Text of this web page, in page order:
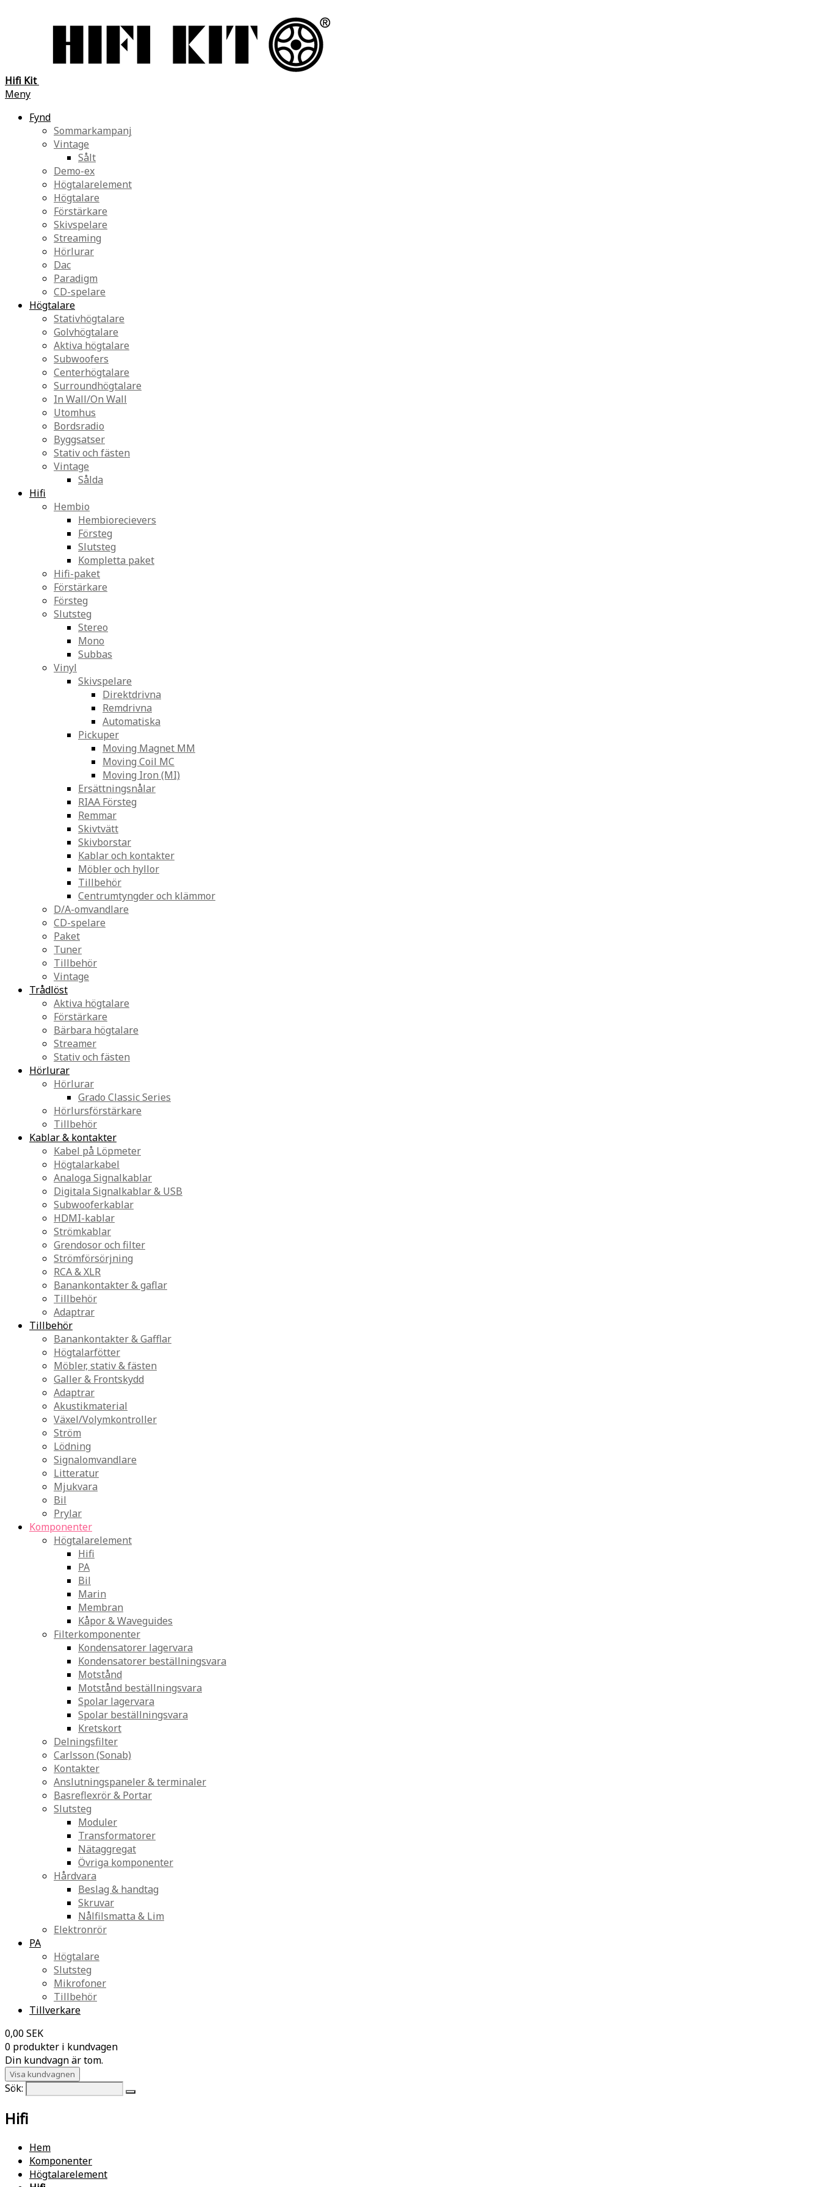
Hifi Kit
Meny
Fynd
Sommarkampanj
Vintage
Sålt
Demo-ex
Högtalarelement
Högtalare
Förstärkare
Skivspelare
Streaming
Hörlurar
Dac
Paradigm
CD-spelare
Högtalare
Stativhögtalare
Golvhögtalare
Aktiva högtalare
Subwoofers
Centerhögtalare
Surroundhögtalare
In Wall/On Wall
Utomhus
Bordsradio
Byggsatser
Stativ och fästen
Vintage
Sålda
Hifi
Hembio
Hembiorecievers
Försteg
Slutsteg
Kompletta paket
Hifi-paket
Förstärkare
Försteg
Slutsteg
Stereo
Mono
Subbas
Vinyl
Skivspelare
Direktdrivna
Remdrivna
Automatiska
Pickuper
Moving Magnet MM
Moving Coil MC
Moving Iron (MI)
Ersättningsnålar
RIAA Försteg
Remmar
Skivtvätt
Skivborstar
Kablar och kontakter
Möbler och hyllor
Tillbehör
Centrumtyngder och klämmor
D/A-omvandlare
CD-spelare
Paket
Tuner
Tillbehör
Vintage
Trådlöst
Aktiva högtalare
Förstärkare
Bärbara högtalare
Streamer
Stativ och fästen
Hörlurar
Hörlurar
Grado Classic Series
Hörlursförstärkare
Tillbehör
Kablar & kontakter
Kabel på Löpmeter
Högtalarkabel
Analoga Signalkablar
Digitala Signalkablar & USB
Subwooferkablar
HDMI-kablar
Strömkablar
Grendosor och filter
Strömförsörjning
RCA & XLR
Banankontakter & gaflar
Tillbehör
Adaptrar
Tillbehör
Banankontakter & Gafflar
Högtalarfötter
Möbler, stativ & fästen
Galler & Frontskydd
Adaptrar
Akustikmaterial
Växel/Volymkontroller
Ström
Lödning
Signalomvandlare
Litteratur
Mjukvara
Bil
Prylar
Komponenter
Högtalarelement
Hifi
PA
Bil
Marin
Membran
Kåpor & Waveguides
Filterkomponenter
Kondensatorer lagervara
Kondensatorer beställningsvara
Motstånd
Motstånd beställningsvara
Spolar lagervara
Spolar beställningsvara
Kretskort
Delningsfilter
Carlsson (Sonab)
Kontakter
Anslutningspaneler & terminaler
Basreflexrör & Portar
Slutsteg
Moduler
Transformatorer
Nätaggregat
Övriga komponenter
Hårdvara
Beslag & handtag
Skruvar
Nålfilsmatta & Lim
Elektronrör
PA
Högtalare
Slutsteg
Mikrofoner
Tillbehör
Tillverkare
0,00 SEK
0 produkter i kundvagen
Din kundvagn är tom.
Visa kundvagnen
Sök:
Hifi
Hem
Komponenter
Högtalarelement